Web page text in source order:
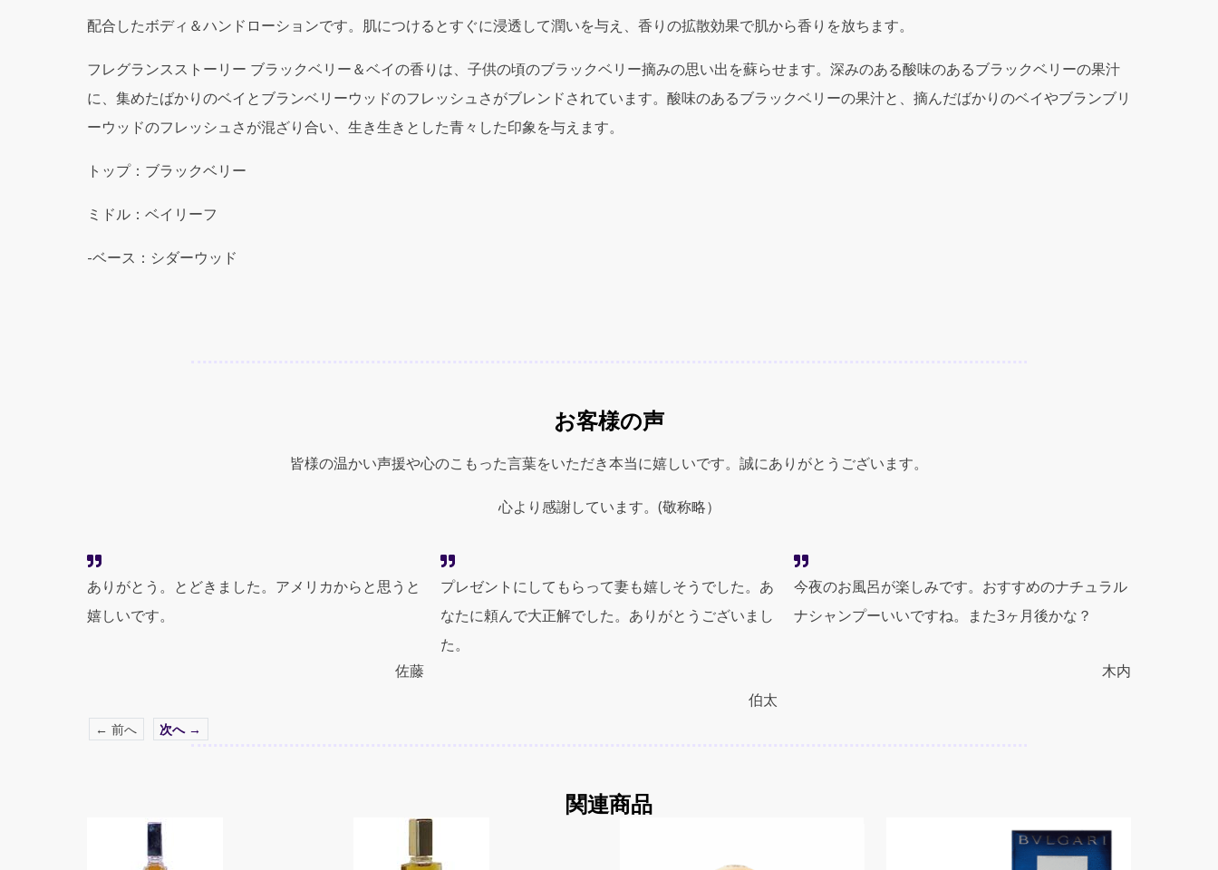
ッ
ベ
配合したボディ＆ハンドローションです。肌につけるとすぐに浸透して潤いを与え、香りの拡散効果で肌から香りを放ちます。
フレグランスストーリー ブラックベリー＆ベイの香りは、子供の頃のブラックベリー摘みの思い出を蘇らせます。深みのある酸味のあるブラックベリーの果汁
に、集めたばかりのベイとブランベリーウッドのフレッシュさがブレンドされています。酸味のあるブラックベリーの果汁と、摘んだばかりのベイやブランブリ
ーウッドのフレッシュさが混ざり合い、生き生きとした青々した印象を与えます。
トップ：ブラックベリー
ミドル：ベイリーフ
-ベース：シダーウッド
お客様の声
皆様の温かい声援や心のこもった言葉をいただき本当に嬉しいです。誠にありがとうございます。
心より感謝しています。(敬称略）
ありがとう。とどきました。アメリカからと思うと
嬉しいです。
佐藤
プレゼントにしてもらって妻も嬉しそうでした。あ
なたに頼んで大正解でした。ありがとうございまし
た。
伯太
今夜のお風呂が楽しみです。おすすめのナチュラル
ナシャンプーいいですね。また3ヶ月後かな？
木内
← 前へ 次へ →
関連商品